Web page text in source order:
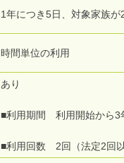
1年につき5日、対象家族
時間単位の利用
あり
■利用期間 利用開始から3
■利用回数 2回（法定2回